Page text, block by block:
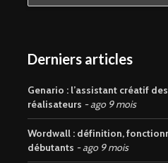
Derniers articles
Genario : l’assistant créatif
réalisateurs
ago 9 mois
Wordwall : définition,
débutants
ago 9 mois